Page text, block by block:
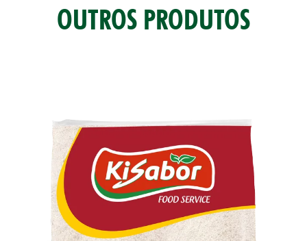
OUTROS PRODUTOS